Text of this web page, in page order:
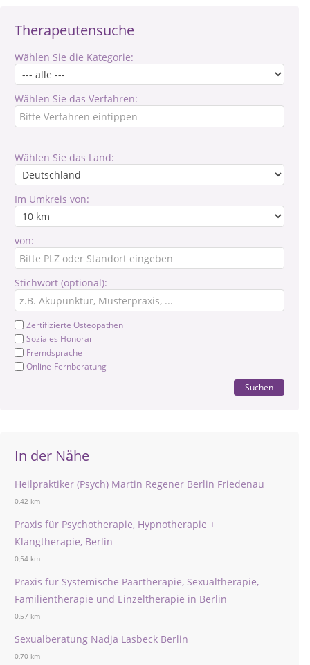
Therapeutensuche
Wählen Sie die Kategorie:
Wählen Sie das Verfahren:
Wählen Sie das Land:
Im Umkreis von:
von:
Stichwort (optional):
Zertifizierte Osteopathen
Soziales Honorar
Fremdsprache
Online-Fernberatung
Suchen
In der Nähe
Heilpraktiker (Psych) Martin Regener Berlin Friedenau
0,42 km
Praxis für Psychotherapie, Hypnotherapie +
Klangtherapie, Berlin
0,54 km
Praxis für Systemische Paartherapie, Sexualtherapie,
Familientherapie und Einzeltherapie in Berlin
0,57 km
Sexualberatung Nadja Lasbeck Berlin
0,70 km